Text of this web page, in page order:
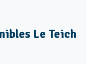
Le Teich